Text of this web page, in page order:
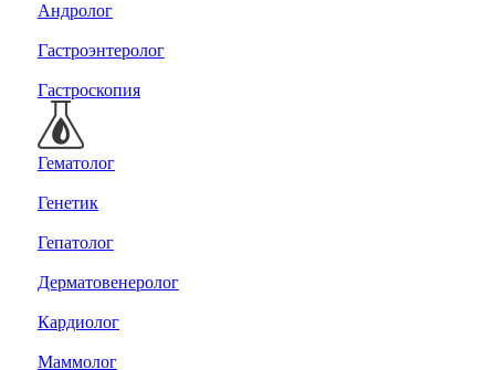
Андролог
Гастроэнтеролог
Гастроскопия
Гематолог
Генетик
Гепатолог
Дерматовенеролог
Кардиолог
Маммолог